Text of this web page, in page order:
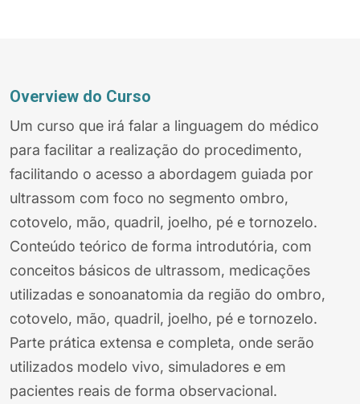
Overview do Curso
Um curso que irá falar a linguagem do médico
para facilitar a realização do procedimento,
facilitando o acesso a abordagem guiada por
ultrassom com foco no segmento ombro,
cotovelo, mão, quadril, joelho, pé e tornozelo.
Conteúdo teórico de forma introdutória, com
conceitos básicos de ultrassom, medicações
utilizadas e sonoanatomia da região do ombro,
cotovelo, mão, quadril, joelho, pé e tornozelo.
Parte prática extensa e completa, onde serão
utilizados modelo vivo, simuladores e em
pacientes reais de forma observacional.